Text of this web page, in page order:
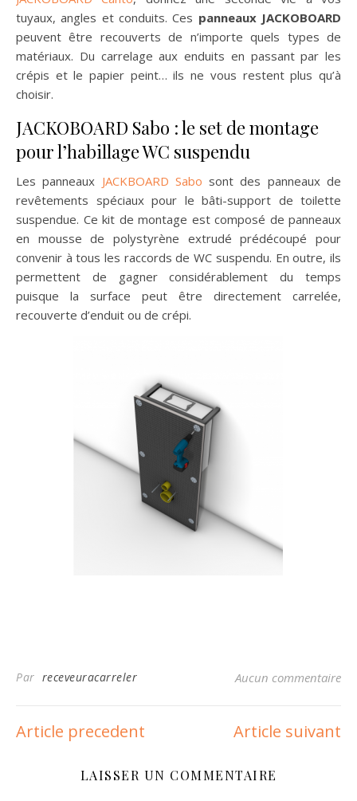
tuyaux, angles et conduits. Ces panneaux JACKOBOARD
peuvent être recouverts de n’importe quels types de
matériaux. Du carrelage aux enduits en passant par les
crépis et le papier peint… ils ne vous restent plus qu’à
choisir.
JACKOBOARD Sabo : le set de montage
pour l’habillage WC suspendu
Les panneaux JACKBOARD Sabo sont des panneaux de
revêtements spéciaux pour le bâti-support de toilette
suspendue. Ce kit de montage est composé de panneaux
en mousse de polystyrène extrudé prédécoupé pour
convenir à tous les raccords de WC suspendu. En outre, ils
permettent de gagner considérablement du temps
puisque la surface peut être directement carrelée,
recouverte d’enduit ou de crépi.
Par receveuracarreler Aucun commentaire
Article precedent Article suivant
LAISSER UN COMMENTAIRE